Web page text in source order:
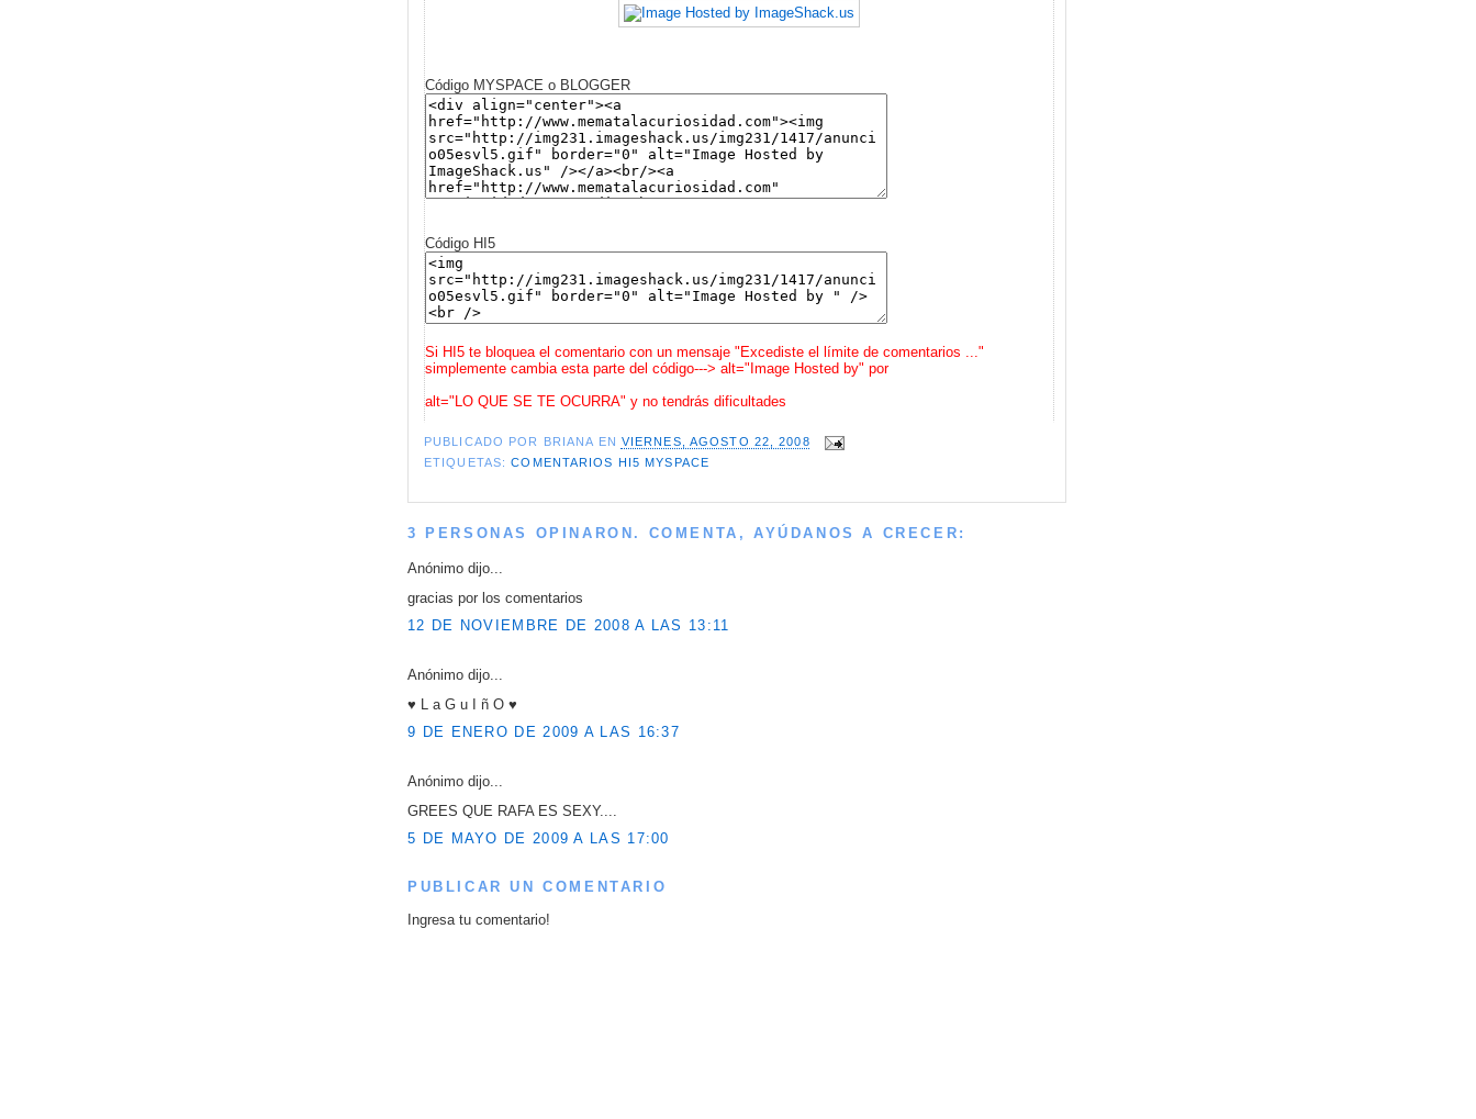
Código MYSPACE o BLOGGER
Código HI5
Si HI5 te bloquea el comentario con un mensaje "Excediste el límite de comentarios ..."
simplemente cambia esta parte del código---> alt="Image Hosted by" por
alt="LO QUE SE TE OCURRA" y no tendrás dificultades
PUBLICADO POR BRIANA EN VIERNES, AGOSTO 22, 2008
ETIQUETAS:COMENTARIOS HI5 MYSPACE
3 PERSONAS OPINARON. COMENTA, AYÚDANOS A CRECER:
Anónimo dijo...
gracias por los comentarios
12 DE NOVIEMBRE DE 2008 A LAS 13:11
Anónimo dijo...
♥ L a G u I ñ O ♥
9 DE ENERO DE 2009 A LAS 16:37
Anónimo dijo...
GREES QUE RAFA ES SEXY....
5 DE MAYO DE 2009 A LAS 17:00
PUBLICAR UN COMENTARIO
Ingresa tu comentario!